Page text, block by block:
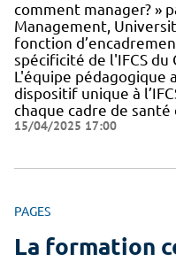
comment manager? »
Management,
fonction
spécificité de l'IFCS du
L'équipe pédagogique
dispositif unique à
chaque cadre de
15/04/2025 17:00
PAGES
La formation